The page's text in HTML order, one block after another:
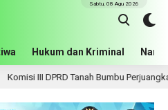
Hukum dan Kriminal
Sabtu, 08 Agu 2026
Bumbu Perjuangkan Lima